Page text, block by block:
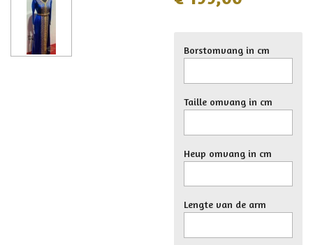
Borstomvang in cm
Taille omvang in cm
Heup omvang in cm
Lengte van de arm